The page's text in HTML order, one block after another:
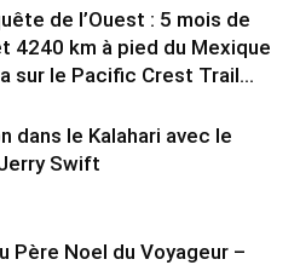
de l’Ouest : 5 mois de
4240 km à pied du Mexique
sur le Pacific Crest Trail...
dans le Kalahari avec le
Swift
Père Noel du Voyageur –